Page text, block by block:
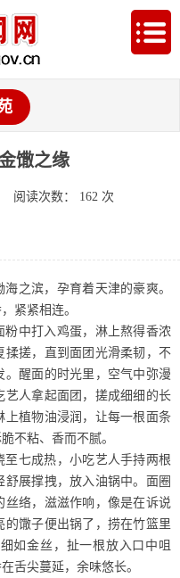
馓之缘
阅读次数： 162 次
之滨，孕育着天津的豪爽。
紧紧相连。
中打入鸡蛋，淋上熬得香浓
揉搓，直到面团光滑柔韧，不
醒面的时光里，空气中弥漫
人拿起面团，搓成细细的长
植物油浸润，让每一根面条
不粘、香而不腻。
七成热，小吃艺人手持两根
展撑拽，放入油锅中。面圈
络，滋滋作响，像是在诉说
馓子便出锅了，捞在竹篮里
如金丝，扯一根放入口中咀
舌尖蔓延，余味悠长。